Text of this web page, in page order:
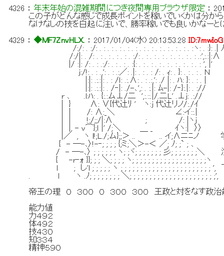
4326 ：年末年始の混雑期間につき夜間専用ブラウザ限定 ：
この子がどんな感じで成長ポイントを稼いでいくかは分か
なけなしの技を白起に注いで、勝率稼いでも良いかなー
4329 ：◆MF7ZnvHLX. ：2017/01/04(水) 20:13:53.28
/:/: . :/: . : . : . : . : . : . : . : . : . : . : . : . :ヽ: . :}: .|
/:/|: . /: . : . : . : . : . :/: . : . : . : . : . : . : . : .:',:.:|:∧
|/ :|: /: . : .:/: . : . : . :{: . : . : . : . : . : . : . : . : ', |'
j:/!: . : .,': . : .:／: .|: . : . : /: . ｨ: . }: . : . : . Ｎ
|:|: .:.:|: . : /ｌ: .:.∧: . : .:,': ./ |: . ﾊ: }: . : . |
|:|: .:.:|: . /‐|: ./-､',: . :.|: ﾑ-|: /‐}:.|: . ://
r ､ .l:ﾊ: . {:.:ム⊥/二 ',:.::.|/.二L' .⊥ｊ: .://
| } ∧: ∨{代辻ﾘ ' ヽ:j 代辻リノ/:./ｲ
| | /: ∧:_＼ ∠:イ::.|
| | !:/;;/|:∧ ; /: |ヽｊ 学術A 話術
| |, - ｖ⌒};ｌ |' /;＼ ＿ _ ｲヽ:| 〉〉
|／ , ヽ l!;L./;ム};;＞ .. .. イ;∧ニﾆノ 学術+
{ - ―-､〉!-‐; ; ; ; {;ミ;＼＞-＜ ／; ﾉ; ;` ; ､
/ - ―-､〉 ; ; ; ; ; ; ヽ; ;ヾ; ; ; ; ; ; ; 彡; ; ; ; ; ; ;＼
{ -r‐ｫ }}; ; ; ＼; ; ; ; ヽ; ; ; ; ; ; ; ; ; ; ; ; ; ; ; ; ; ; ;ヽ
l ; し'l ; ; ; ; ; ヽ ; ; ; ; ; ; ; ; ; ; ; ; ; ; ; ; ; ; ; ; ; ; ; ', 下
. l ヽ .ﾉ; ; ; ; ; ; ; ; ＼; ; ; ; ; ; ; ; ; ; ; ; ; ; ; ; ; ; ; ; ; ;',
帝王の理 ０ ３００ ０ ３００ ３００ 王政と対をなす政
能力値
力４９２
体４９２
技４３０
知３３４
精神５９０